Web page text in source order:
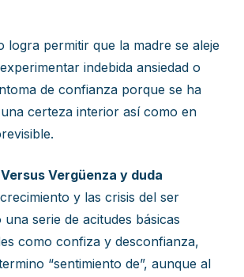
logra permitir que la madre se aleje
indebida ansiedad o
de confianza porque se ha
certeza interior así como en
Vergüenza y duda
y las crisis del ser
serie de acitudes básicas
como confiza y desconfianza,
“sentimiento de”, aunque al